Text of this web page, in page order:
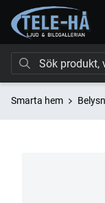
Smarta hem